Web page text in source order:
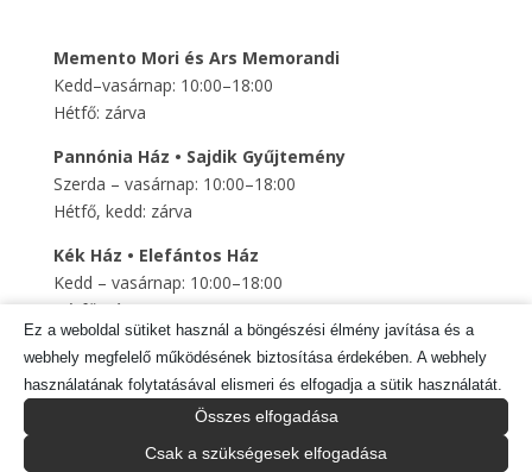
Memento Mori és Ars Memorandi
Kedd–vasárnap: 10:00–18:00
Hétfő: zárva
Pannónia Ház • Sajdik Gyűjtemény
Szerda – vasárnap: 10:00–18:00
Hétfő, kedd: zárva
Kék Ház • Elefántos Ház
Kedd – vasárnap: 10:00–18:00
Hétfő: zárva
Szent Mihály Altemplom
Kedd – vasárnap: 10:00–18:00
Ez a weboldal sütiket használ a böngészési élmény javítása és a
webhely megfelelő működésének biztosítása érdekében. A webhely
használatának folytatásával elismeri és elfogadja a sütik használatát.
Összes elfogadása
Csak a szükségesek elfogadása